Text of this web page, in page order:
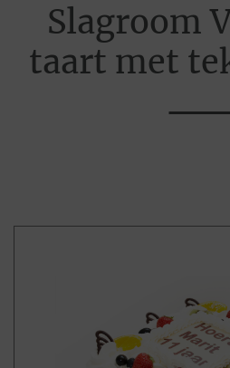
Slagroom
taart met